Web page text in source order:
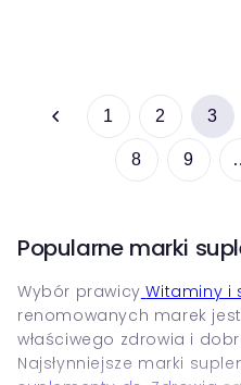
1 2 3
8 9
Popularne marki
Wybór prawicy Witaminy i
renomowanych marek
właściwego zdrowia i
Najsłynniejsze marki